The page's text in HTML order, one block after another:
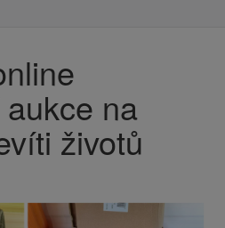
na
životů